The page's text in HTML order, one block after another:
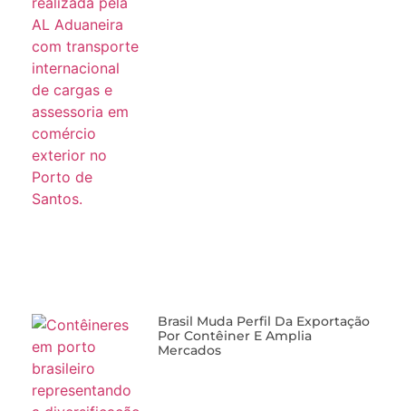
Brasil Muda Perfil Da Exportação
Por Contêiner E Amplia
Mercados